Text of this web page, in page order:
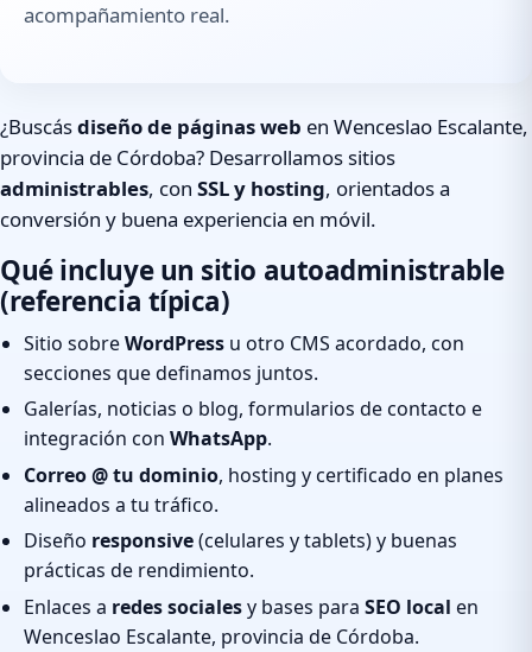
acompañamiento real.
¿Buscásdiseño de páginas web en Wenceslao Escalante,
provincia de Córdoba? Desarrollamos sitios
administrables, con SSL y hosting, orientados a
conversión y buena experiencia en móvil.
Qué incluye un sitio autoadministrable
(referencia típica)
Sitio sobreWordPress u otro CMS acordado, con
secciones que definamos juntos.
Galerías, noticias o blog, formularios de contacto e
integración con WhatsApp.
Correo @ tu dominio, hosting y certificado en planes
alineados a tu tráfico.
Diseño responsive(celulares y tablets) y buenas
prácticas de rendimiento.
Enlaces a redes socialesy bases para SEO local en
Wenceslao Escalante, provincia de Córdoba.